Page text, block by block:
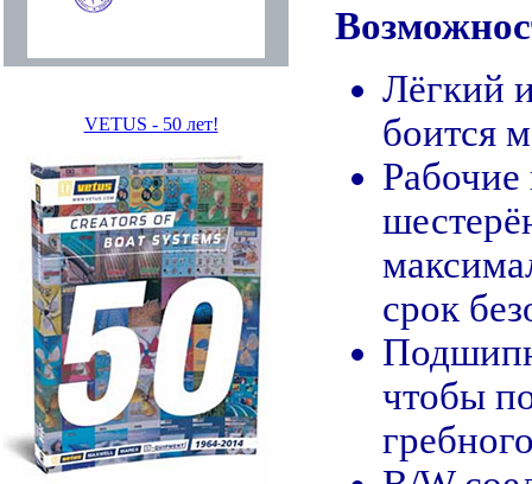
VETUS - 50 лет!
Лёгкий
боится
Рабочие
срок
чтобы